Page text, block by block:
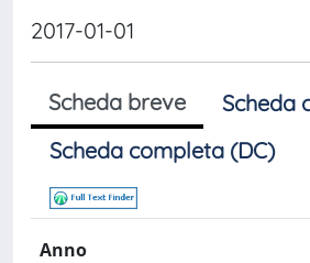
2017-01-01
Scheda breve
Scheda
Scheda completa (DC)
Anno